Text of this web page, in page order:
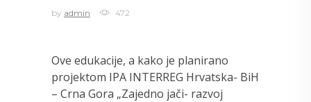
by admin 472
Ove edukacije, a kako je planirano
projektom IPA INTERREG Hrvatska- BiH
– Crna Gora „Zajedno jači- razvoj